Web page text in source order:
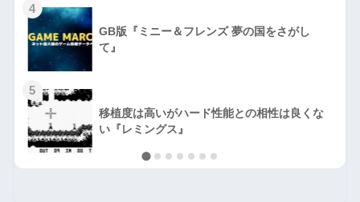
4
GB版『ミニー＆フレンズ 夢の国をさがし
て』
5
移植度は高いがハード性能との相性は良くな
い『レミングス』